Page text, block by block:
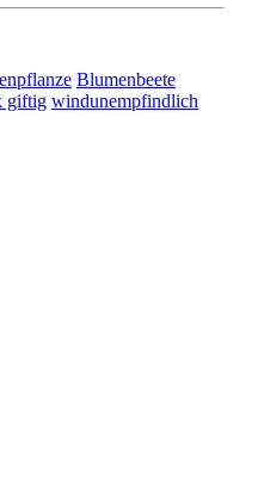
Blumenbeete
giftig windunempfindlich